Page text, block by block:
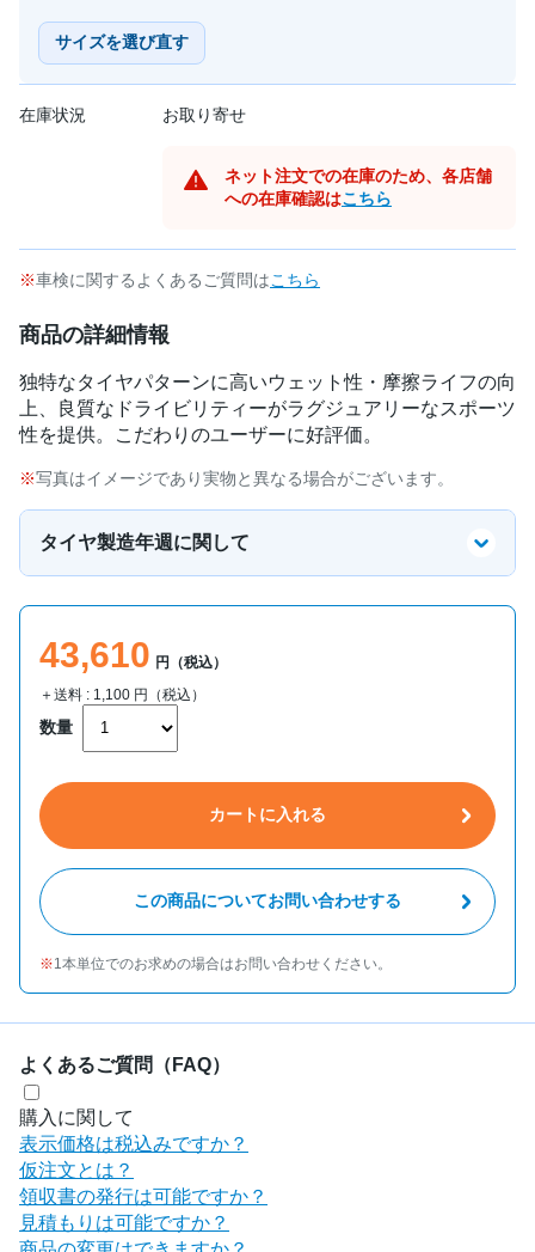
サイズを選び直す
在庫状況 お取り寄せ
ネット注文での在庫のため、各店舗
への在庫確認はこちら
車検に関するよくあるご質問はこちら
商品の詳細情報
独特なタイヤパターンに高いウェット性・摩擦ライフの向
上、良質なドライビリティーがラグジュアリーなスポーツ
性を提供。こだわりのユーザーに好評価。
写真はイメージであり実物と異なる場合がございます。
タイヤ製造年週に関して
43,610 円（税込）
＋送料 : 1,100 円（税込）
数量
カートに入れる
この商品についてお問い合わせする
1本単位でのお求めの場合はお問い合わせください。
よくあるご質問（FAQ）
購入に関して
表示価格は税込みですか？
仮注文とは？
領収書の発行は可能ですか？
見積もりは可能ですか？